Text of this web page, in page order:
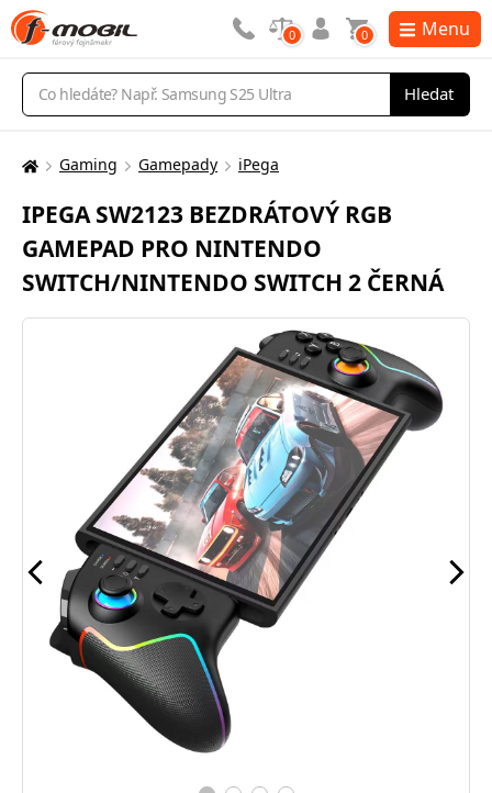
Vyhledávání
Hledat
0 0 Menu
Zde
nacházíte:
Gaming Gamepady iPega
IPEGA SW2123 BEZDRÁTOVÝ RGB
GAMEPAD PRO NINTENDO
SWITCH/NINTENDO SWITCH 2 ČERNÁ